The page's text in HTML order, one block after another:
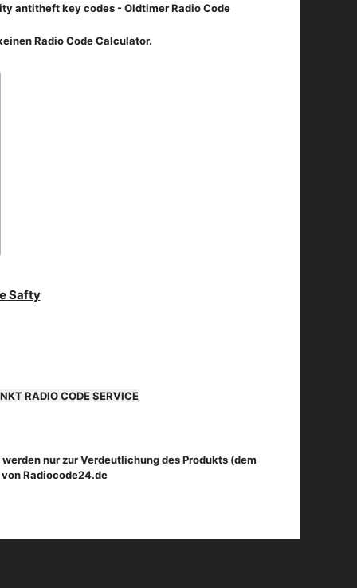
antitheft key codes - Oldtimer Radio Code
Radio Code Calculator.
RADIO CODE SERVICE
nur zur Verdeutlichung des Produkts (dem
Radiocode24.de